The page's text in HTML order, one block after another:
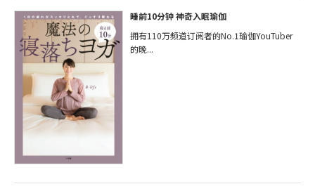
睡前10分钟 神奇入眠瑜伽
拥有110万频道订阅者的No.1瑜伽YouTuber
的晚...